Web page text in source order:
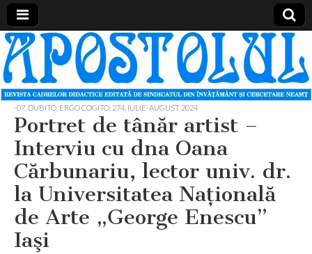
Apostolul
Revista
cadrelor
didactice
din
judetul
Neamt
-07. DUBITO, ERGO COGITO 274, IULIE-AUGUST 2024
Portret de tânăr artist –
Interviu cu dna Oana
Cărbunariu, lector univ. dr.
la Universitatea Naţională
de Arte „George Enescu”
Iaşi